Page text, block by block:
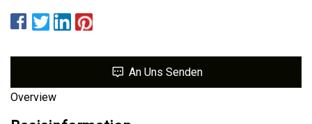
An Uns Senden
Overview